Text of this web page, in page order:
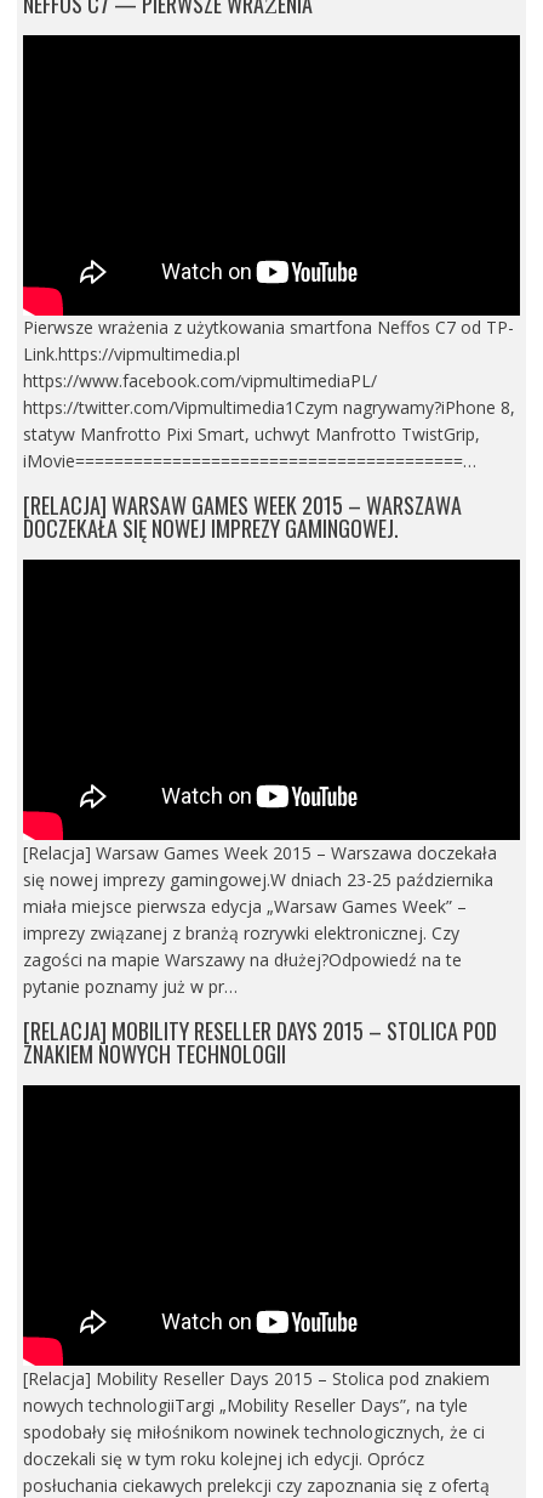
Pierwsze wrażenia z użytkowania smartfona Neffos C7 od TP-
Link.https://vipmultimedia.pl
https://www.facebook.com/vipmultimediaPL/
https://twitter.com/Vipmultimedia1Czym nagrywamy?iPhone 8,
statyw Manfrotto Pixi Smart, uchwyt Manfrotto TwistGrip,
iMovie========================================…
[RELACJA] WARSAW GAMES WEEK 2015 – WARSZAWA
DOCZEKAŁA SIĘ NOWEJ IMPREZY GAMINGOWEJ.
[Relacja] Warsaw Games Week 2015 – Warszawa doczekała
się nowej imprezy gamingowej.W dniach 23-25 października
miała miejsce pierwsza edycja „Warsaw Games Week” –
imprezy związanej z branżą rozrywki elektronicznej. Czy
zagości na mapie Warszawy na dłużej?Odpowiedź na te
pytanie poznamy już w pr…
[RELACJA] MOBILITY RESELLER DAYS 2015 – STOLICA POD
ZNAKIEM NOWYCH TECHNOLOGII
[Relacja] Mobility Reseller Days 2015 – Stolica pod znakiem
nowych technologiiTargi „Mobility Reseller Days”, na tyle
spodobały się miłośnikom nowinek technologicznych, że ci
doczekali się w tym roku kolejnej ich edycji. Oprócz
posłuchania ciekawych prelekcji czy zapoznania się z ofertą